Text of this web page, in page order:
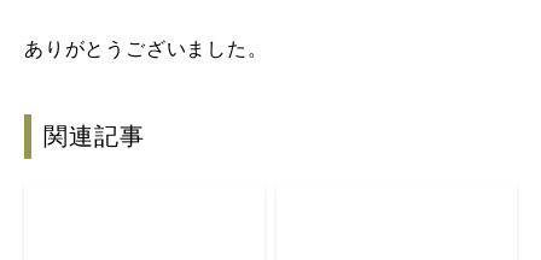
ありがとうございました。
関連記事